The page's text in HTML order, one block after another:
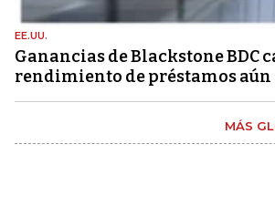
EE.UU.
Ganancias de Blackstone BDC
rendimiento de préstamos aún
MÁS